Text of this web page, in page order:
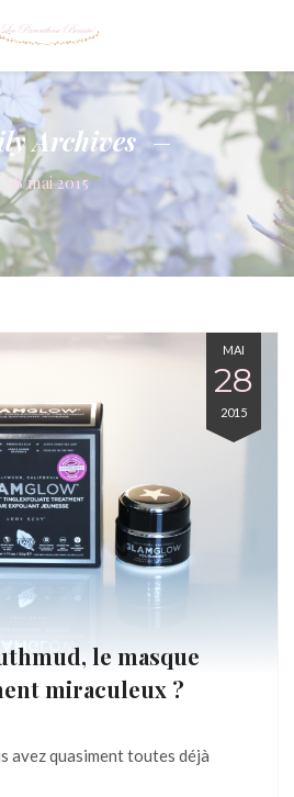
Archives
28 mai 2015
MAI
28
2015
le masque
miraculeux ?
avez quasiment toutes déjà